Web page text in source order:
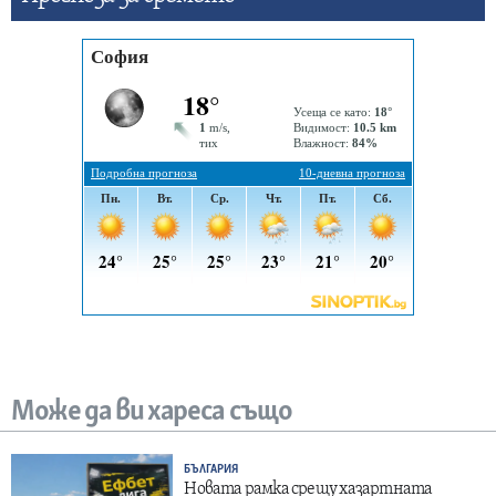
Може да ви хареса също
БЪЛГАРИЯ
Новата рамка срещу хазартната